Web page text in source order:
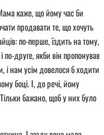
каже, що йому час би
продавати те, що хочуть
по-перше, їздить на тому,
по-друге, якби він пропонував
і нам усім довелося б ходити
боці. І, до речі, йому
бажано, щоб у них було